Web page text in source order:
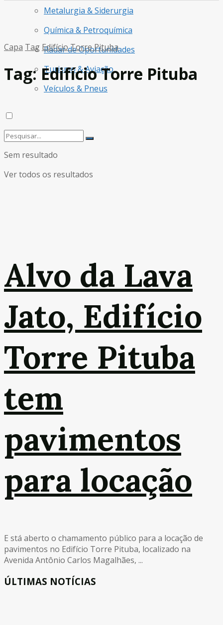
Metalurgia & Siderurgia
Química & Petroquímica
Radar de Oportunidades
Turismo & Aviação
Veículos & Pneus
Sem resultado
Ver todos os resultados
Capa Tag Edifício Torre Pituba
Tag:Edifício Torre Pituba
Alvo da Lava
Jato, Edifício
Torre Pituba
tem
pavimentos
para locação
E stá aberto o chamamento público para a locação de
pavimentos no Edifício Torre Pituba, localizado na
Avenida Antônio Carlos Magalhães, ...
ÚLTIMAS NOTÍCIAS